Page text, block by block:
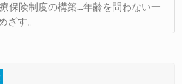
保険制度の構築…年齢を問わない一
ざす。